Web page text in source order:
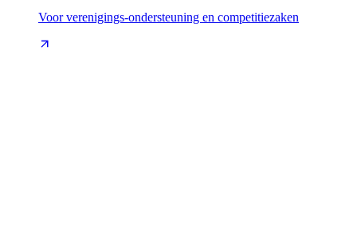
Voor verenigings-ondersteuning en competitiezaken